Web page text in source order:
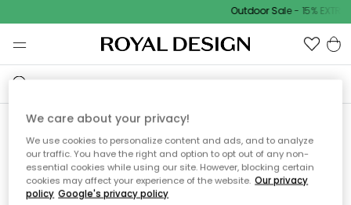
Outdoor Sale - 15%
Vi hittar tyvärr inte sidan du
söker
We care about your privacy!
We use cookies to personalize content and ads, and to analyze
our traffic. You have the right and option to opt out of any non-
essential cookies while using our site. However, blocking certain
cookies may affect your experience of the website. Our privacy
policy Google's privacy policy